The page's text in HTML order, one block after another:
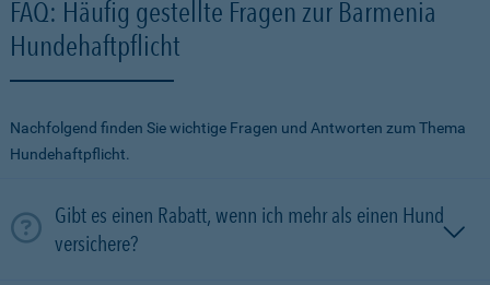
FAQ: Häufig gestellte Fragen zur Barmenia
Hundehaftpflicht
Nachfolgend finden Sie wichtige Fragen und Antworten zum Thema
Hundehaftpflicht.
Gibt es einen Rabatt, wenn ich mehr als einen Hund
versichere?